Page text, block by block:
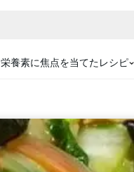
栄養素に焦点を当てたレシピ